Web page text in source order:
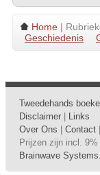
Home |
Geschiedenis
Tweedehands
Disclaimer
Links
Over Ons
Contact
Prijzen zijn incl.
Brainwave Systems.